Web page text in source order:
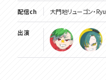
配信ch 大門地リューゴン・
出演